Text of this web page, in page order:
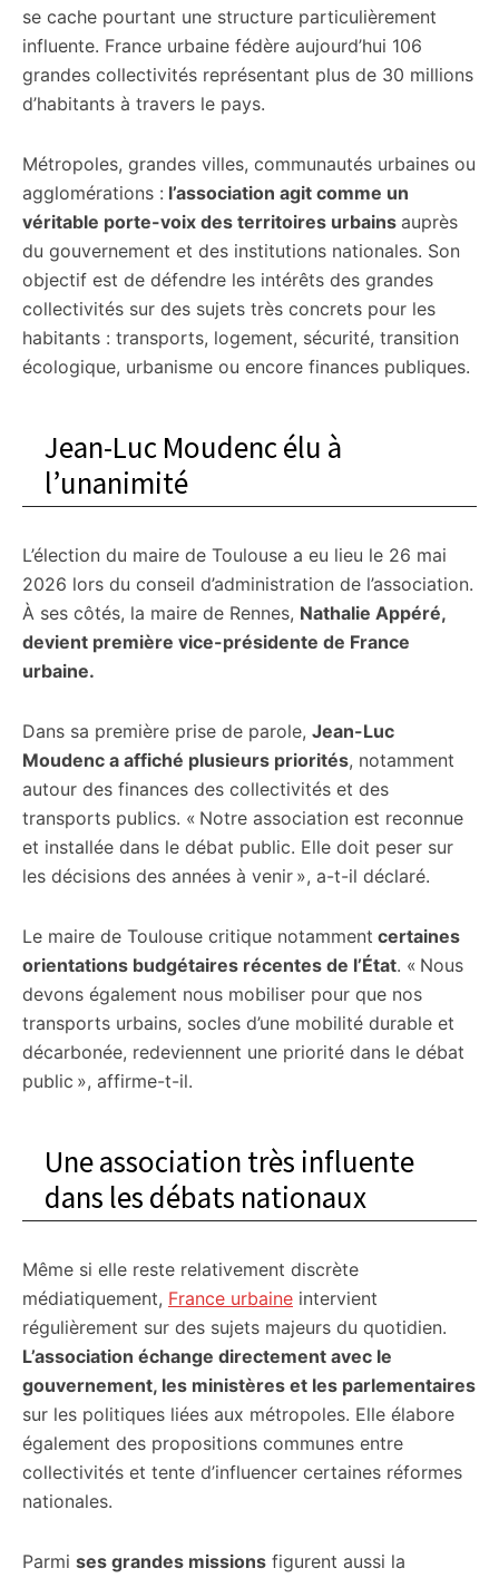
se cache pourtant une structure particulièrement
influente. France urbaine fédère aujourd’hui 106
grandes collectivités représentant plus de 30 millions
d’habitants à travers le pays.
Métropoles, grandes villes, communautés urbaines ou
agglomérations : l’association agit comme un
véritable porte-voix des territoires urbains auprès
du gouvernement et des institutions nationales. Son
objectif est de défendre les intérêts des grandes
collectivités sur des sujets très concrets pour les
habitants : transports, logement, sécurité, transition
écologique, urbanisme ou encore finances publiques.
Jean-Luc Moudenc élu à
l’unanimité
L’élection du maire de Toulouse a eu lieu le 26 mai
2026 lors du conseil d’administration de l’association.
À ses côtés, la maire de Rennes, Nathalie Appéré,
devient première vice-présidente de France
urbaine.
Dans sa première prise de parole, Jean-Luc
Moudenc a affiché plusieurs priorités, notamment
autour des finances des collectivités et des
transports publics. « Notre association est reconnue
et installée dans le débat public. Elle doit peser sur
les décisions des années à venir », a-t-il déclaré.
Le maire de Toulouse critique notamment certaines
orientations budgétaires récentes de l’État. « Nous
devons également nous mobiliser pour que nos
transports urbains, socles d’une mobilité durable et
décarbonée, redeviennent une priorité dans le débat
public », affirme-t-il.
Une association très influente
dans les débats nationaux
Même si elle reste relativement discrète
médiatiquement, France urbaine intervient
régulièrement sur des sujets majeurs du quotidien.
L’association échange directement avec le
gouvernement, les ministères et les parlementaires
sur les politiques liées aux métropoles. Elle élabore
également des propositions communes entre
collectivités et tente d’influencer certaines réformes
nationales.
Parmi ses grandes missions figurent aussi la